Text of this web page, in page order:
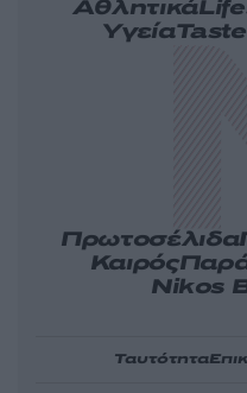
Αθλητικά
Υγεία
Πρωτοσέλιδα
Καιρός
Nikos
Ταυτότητα